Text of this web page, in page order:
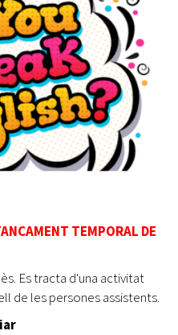
TEMPORAL DE
Es tracta d'una activitat
de les persones assistents.